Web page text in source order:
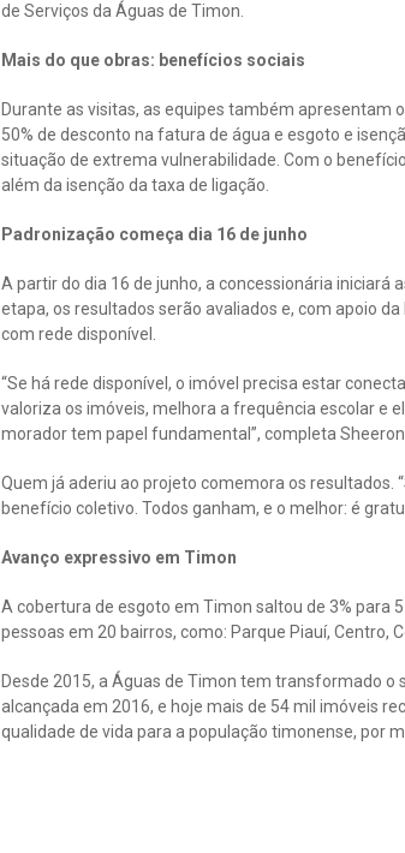
de Serviços da Águas de Timon.
Mais do que obras: benefícios sociais
Durante as visitas, as equipes também apresentam
50% de desconto na fatura de água e esgoto e
situação de extrema vulnerabilidade. Com o
além da isenção da taxa de ligação.
Padronização começa dia 16 de junho
A partir do dia 16 de junho, a concessionária iniciará
etapa, os resultados serão avaliados e, com apoio
com rede disponível.
“Se há rede disponível, o imóvel precisa estar
valoriza os imóveis, melhora a frequência escolar e
morador tem papel fundamental”, completa Sheeron.
Quem já aderiu ao projeto comemora os resultados.
benefício coletivo. Todos ganham, e o melhor: é
Avanço expressivo em Timon
A cobertura de esgoto em Timon saltou de 3% para
pessoas em 20 bairros, como: Parque Piauí, Centro,
Desde 2015, a Águas de Timon tem transformado
alcançada em 2016, e hoje mais de 54 mil imóveis
qualidade de vida para a população timonense, por